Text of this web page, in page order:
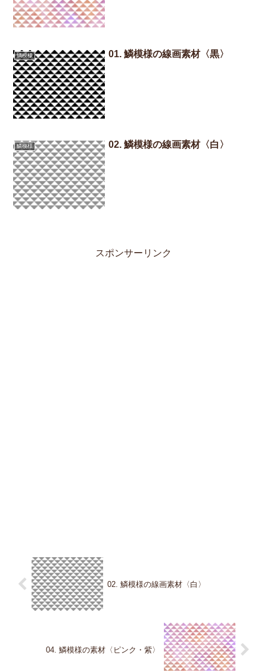
鱗模様 01. 鱗模様の線画素材〈黒〉
鱗模様 02. 鱗模様の線画素材〈白〉
スポンサーリンク
02. 鱗模様の線画素材〈白〉
04. 鱗模様の素材〈ピンク・紫〉